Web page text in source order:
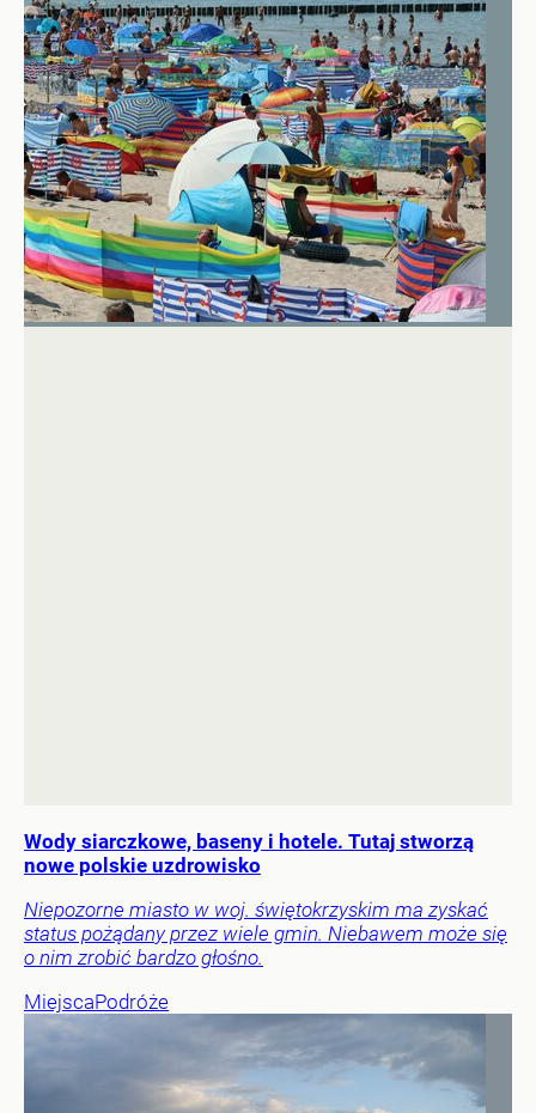
Wody siarczkowe, baseny i hotele. Tutaj stworzą
nowe polskie uzdrowisko
Niepozorne miasto w woj. świętokrzyskim ma zyskać
status pożądany przez wiele gmin. Niebawem może się
o nim zrobić bardzo głośno.
MiejscaPodróże